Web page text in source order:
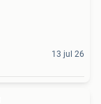
13 jul 26